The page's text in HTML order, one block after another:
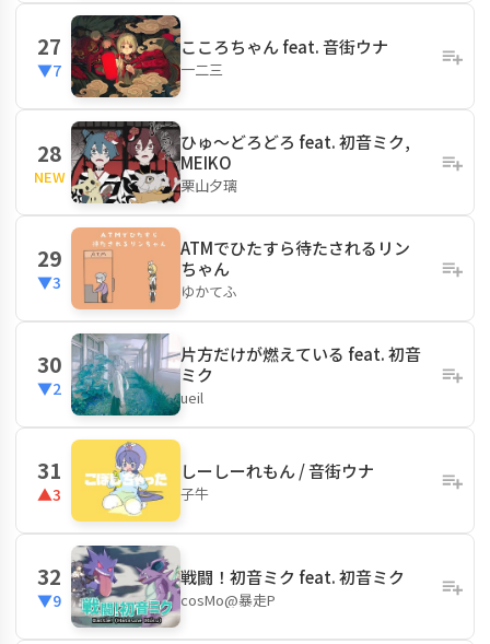
27
▼7
こころちゃん feat. 音街ウナ
一二三
28
NEW
ひゅ〜どろどろ feat. 初音ミク,
MEIKO
栗山夕璃
29
▼3
ATMでひたすら待たされるリン
ちゃん
ゆかてふ
30
▼2
片方だけが燃えている feat. 初音
ミク
ueil
31
▲3
しーしーれもん / 音街ウナ
子牛
32
▼9
戦闘！初音ミク feat. 初音ミク
cosMo@暴走P